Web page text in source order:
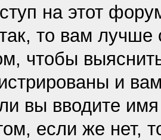
на этот
то вам лучше
чтобы
и
вы вводите
если же нет,